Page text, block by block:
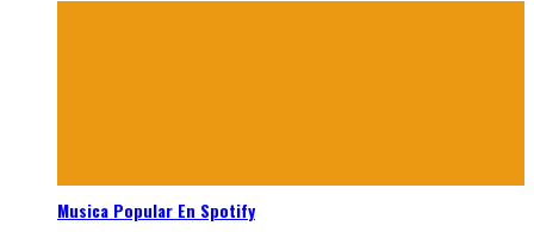
Musica Popular En Spotify